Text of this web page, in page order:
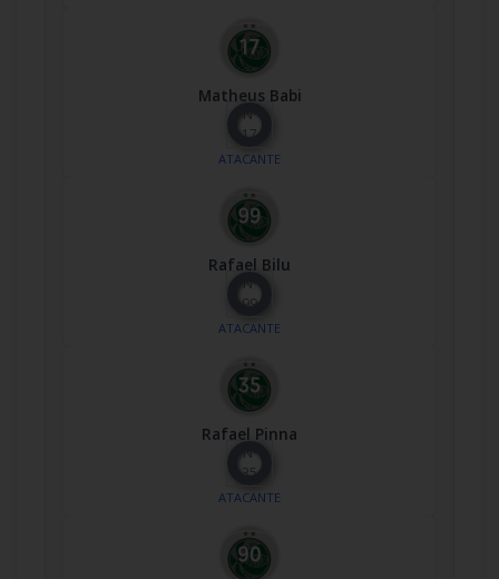
Matheus Babi
Nº
17
ATACANTE
Rafael Bilu
Nº
99
ATACANTE
Rafael Pinna
Nº
35
ATACANTE